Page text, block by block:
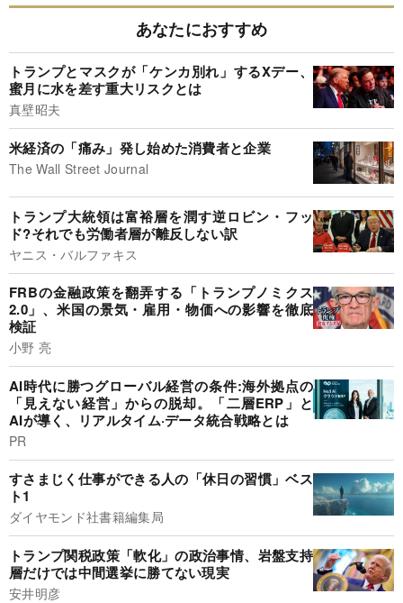
あなたにおすすめ
トランプとマスクが「ケンカ別れ」するXデー、
蜜月に水を差す重大リスクとは
真壁昭夫
米経済の「痛み」発し始めた消費者と企業
The Wall Street Journal
トランプ大統領は富裕層を潤す逆ロビン・フッ
ド?それでも労働者層が離反しない訳
ヤニス・バルファキス
FRBの金融政策を翻弄する「トランプノミクス
2.0」、米国の景気・雇用・物価への影響を徹底
検証
小野 亮
AI時代に勝つグローバル経営の条件:海外拠点の
「見えない経営」からの脱却。「二層ERP」と
AIが導く、リアルタイム·データ統合戦略とは
PR
すさまじく仕事ができる人の「休日の習慣」ベス
ト1
ダイヤモンド社書籍編集局
トランプ関税政策「軟化」の政治事情、岩盤支持
層だけでは中間選挙に勝てない現実
安井明彦